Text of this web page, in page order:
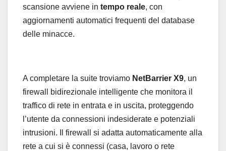
scansione avviene in tempo reale, con
aggiornamenti automatici frequenti del database
delle minacce.
A completare la suite troviamo NetBarrier X9, un
firewall bidirezionale intelligente che monitora il
traffico di rete in entrata e in uscita, proteggendo
l’utente da connessioni indesiderate e potenziali
intrusioni. Il firewall si adatta automaticamente alla
rete a cui si è connessi (casa, lavoro o rete